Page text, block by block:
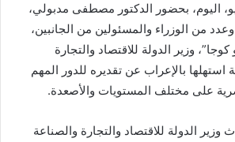
اليوم، بحضور الدكتور مصطفى مدبولي،
من الوزراء والمسئولين من الجانبين،
وزير الدولة للاقتصاد والتجارة
استهلها بالإعراب عن تقديره للدور المهم
على مختلف المستويات والأصعدة.
وزير الدولة للاقتصاد والتجارة والصناعة